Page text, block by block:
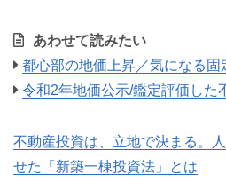
あわせて読みたい
都心部の地価上昇／気になる固
令和2年地価公示/鑑定評価した
不動産投資は、立地で決まる。
せた「新築一棟投資法」とは